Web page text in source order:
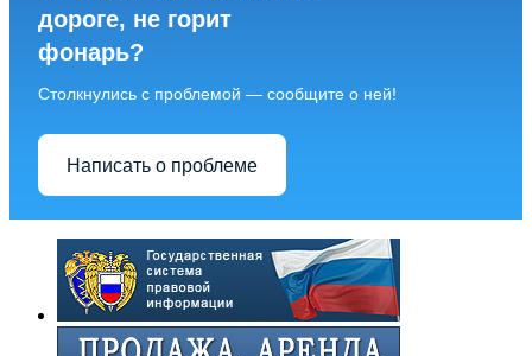
дороге, не горит
фонарь?
Столкнулись с проблемой — сообщите о ней!
Написать о проблеме